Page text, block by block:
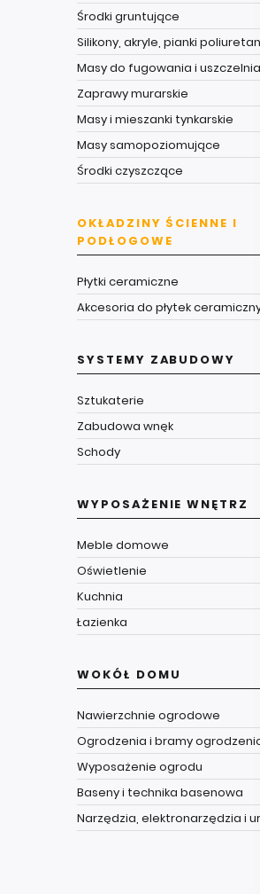
Środki gruntujące
Silikony, akryle, pianki
Masy do fugowania i
Zaprawy murarskie
Masy i mieszanki tynkarskie
Masy samopoziomujące
Środki czyszczące
OKŁADZINY ŚCIENNE I
PODŁOGOWE
Płytki ceramiczne
Akcesoria do płytek
SYSTEMY ZABUDOWY
Sztukaterie
Zabudowa wnęk
Schody
WYPOSAŻENIE WNĘTRZ
Meble domowe
Oświetlenie
Kuchnia
Łazienka
WOKÓŁ DOMU
Nawierzchnie ogrodowe
Ogrodzenia i bramy
Wyposażenie ogrodu
Baseny i technika basenowa
Narzędzia, elektronarzędzia i